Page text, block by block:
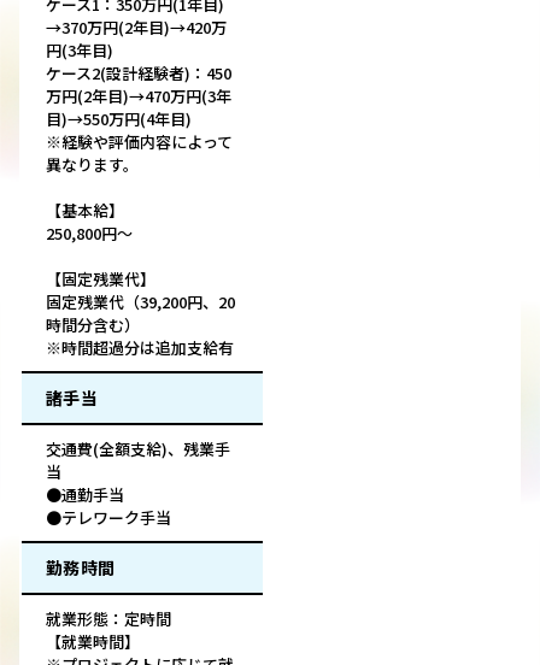
ケース1：350万円(1年目)
→370万円(2年目)→420万
円(3年目)
ケース2(設計経験者)：450
万円(2年目)→470万円(3年
目)→550万円(4年目)
※経験や評価内容によって
異なります。
【基本給】
250,800円～
【固定残業代】
固定残業代（39,200円、20
時間分含む）
※時間超過分は追加支給有
諸手当
交通費(全額支給)、残業手
当
●通勤手当
●テレワーク手当
勤務時間
就業形態：定時間
【就業時間】